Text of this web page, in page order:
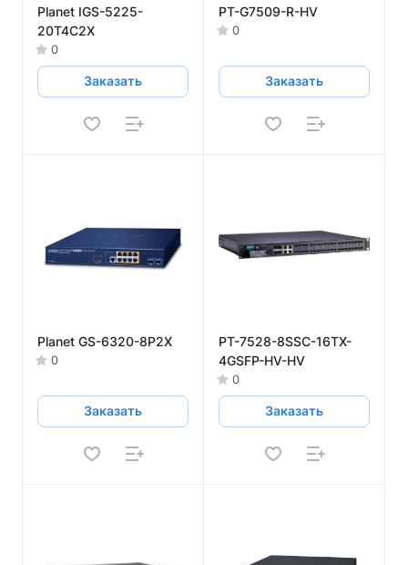
Planet IGS-5225-
20T4C2X
0
Заказать
PT-G7509-R-HV
0
Заказать
Planet GS-6320-8P2X
0
Заказать
PT-7528-8SSC-16TX-
4GSFP-HV-HV
0
Заказать